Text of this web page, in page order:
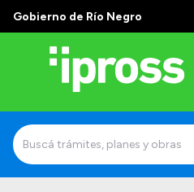
Gobierno de Río Negro